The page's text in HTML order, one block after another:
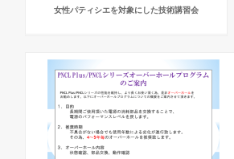
女性パティシエを対象にした技術講習会